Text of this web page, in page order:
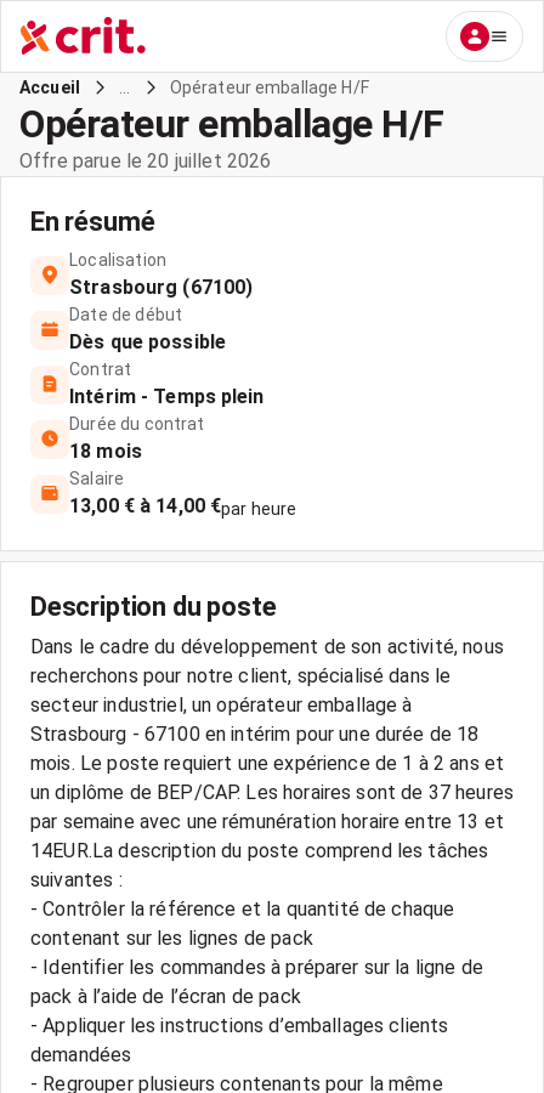
Accueil Opérateur emballage H/F
Opérateur emballage H/F
Offre parue le 20 juillet 2026
En résumé
Localisation
Strasbourg (67100)
Date de début
Dès que possible
Contrat
Intérim - Temps plein
Durée du contrat
18 mois
Salaire
13,00 € à 14,00 €par heure
Description du poste
Dans le cadre du développement de son activité, nous
recherchons pour notre client, spécialisé dans le
secteur industriel, un opérateur emballage à
Strasbourg - 67100 en intérim pour une durée de 18
mois. Le poste requiert une expérience de 1 à 2 ans et
un diplôme de BEP/CAP. Les horaires sont de 37 heures
par semaine avec une rémunération horaire entre 13 et
14EUR.La description du poste comprend les tâches
suivantes :
- Contrôler la référence et la quantité de chaque
contenant sur les lignes de pack
- Identifier les commandes à préparer sur la ligne de
pack à l’aide de l’écran de pack
- Appliquer les instructions d’emballages clients
demandées
- Regrouper plusieurs contenants pour la même